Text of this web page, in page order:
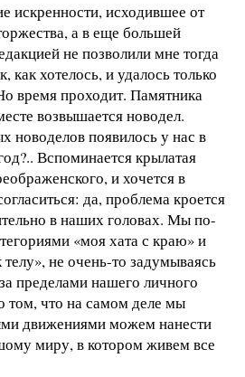
искренности, исходившее от
а в еще большей
не позволили мне тогда
как хотелось, и удалось только
время проходит. Памятника
возвышается новодел.
новоделов появилось у нас в
Вспоминается крылатая
и хочется в
да, проблема кроется
в наших головах. Мы по-
«моя хата с краю» и
не очень-то задумываясь
пределами нашего личного
том, что на самом деле мы
движениями можем нанести
миру, в котором живем все